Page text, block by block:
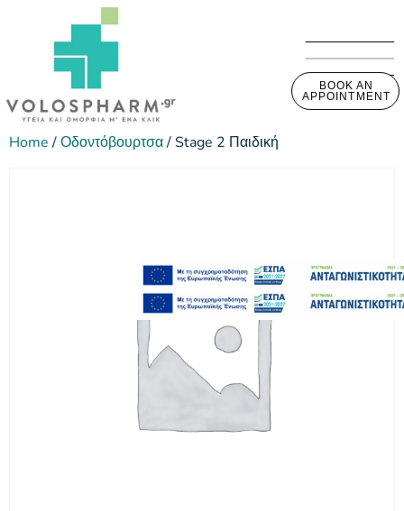
BOOK AN
APPOINTMENT
Home/Οδοντόβουρτσα/ Stage 2 Παιδική